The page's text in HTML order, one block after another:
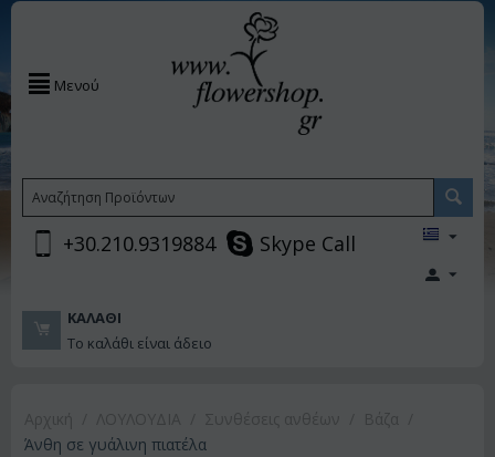
Μενού
+30.210.9319884 Skype Call
ΚΑΛΆΘΙ
Το καλάθι είναι άδειο
Άνθη σε γυάλινη πιατέλα